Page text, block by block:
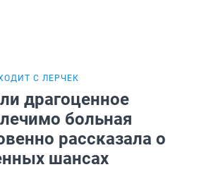
С ЛЕРЧЕК
драгоценное
больная
рассказала о
шансах